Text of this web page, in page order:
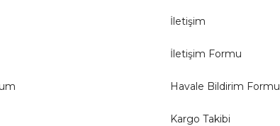
İletişim
İletişim Formu
Havale Bildirim Formu
Kargo Takibi